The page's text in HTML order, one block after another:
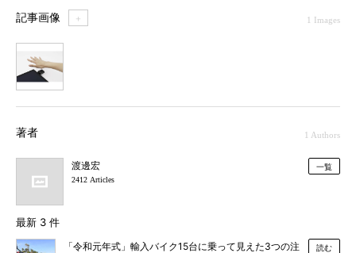
記事画像 ＋ 1 Images
著者 1 Authors
渡邊宏
2412 Articles
一覧
最新 3 件
「令和元年式」輸入バイク15台に乗って見えた3つの注
読む